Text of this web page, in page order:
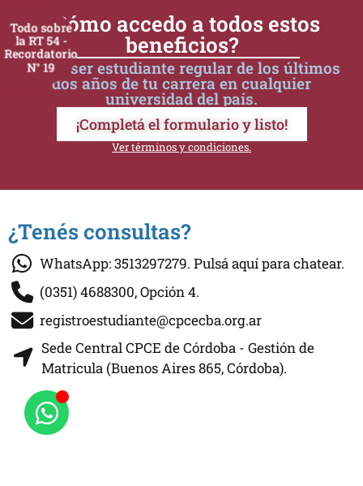
Todo sobre
la RT 54 -
Recordatorio
N° 19
¿Cómo accedo a todos estos
beneficios?
Debés ser estudiante regular de los últimos
dos años de tu carrera en cualquier
universidad del país.
¡Completá el formulario y listo!
Ver términos y condiciones.
¿Tenés consultas?
WhatsApp: 3513297279. Pulsá aquí para chatear.
(0351) 4688300, Opción 4.
registroestudiante@cpcecba.org.ar
Sede Central CPCE de Córdoba - Gestión de
Matricula (Buenos Aires 865, Córdoba).